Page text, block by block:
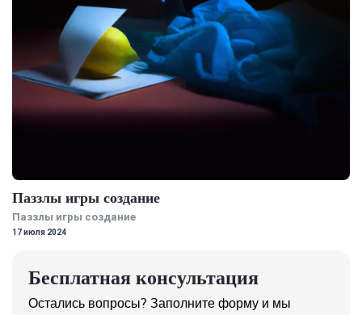
Паззлы игры создание
Паззлы игры создание
17 июля 2024
Бесплатная консультация
Остались вопросы? ‌Заполните форму и мы